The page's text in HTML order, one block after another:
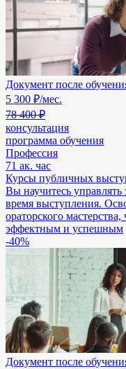
Документ после
5 300 ₽/мес.
78 400 ₽
консультация
программа обучения
Профессия
71 ак. час
Курсы публичных
Вы научитесь
время выступления.
ораторского
эффектным и успешным
-40%
Документ после